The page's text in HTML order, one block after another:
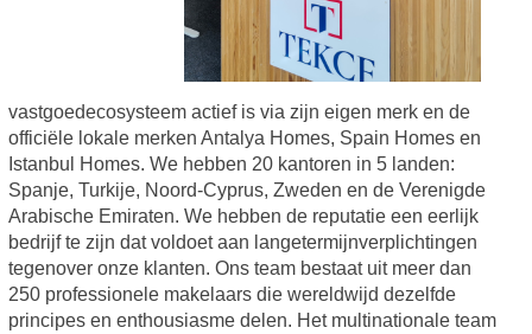
vastgoedecosysteem actief is via zijn eigen merk en de
officiële lokale merken Antalya Homes, Spain Homes en
Istanbul Homes. We hebben 20 kantoren in 5 landen:
Spanje, Turkije, Noord-Cyprus, Zweden en de Verenigde
Arabische Emiraten. We hebben de reputatie een eerlijk
bedrijf te zijn dat voldoet aan langetermijnverplichtingen
tegenover onze klanten. Ons team bestaat uit meer dan
250 professionele makelaars die wereldwijd dezelfde
principes en enthousiasme delen. Het multinationale team